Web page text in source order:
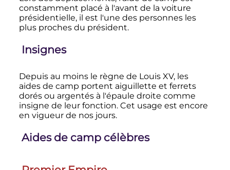
constamment placé à l'avant de la voiture
présidentielle, il est l'une des personnes les
plus proches du président.
Insignes
Depuis au moins le règne de Louis XV, les
aides de camp portent aiguillette et ferrets
dorés ou argentés à l'épaule droite comme
insigne de leur fonction. Cet usage est encore
en vigueur de nos jours.
Aides de camp célèbres